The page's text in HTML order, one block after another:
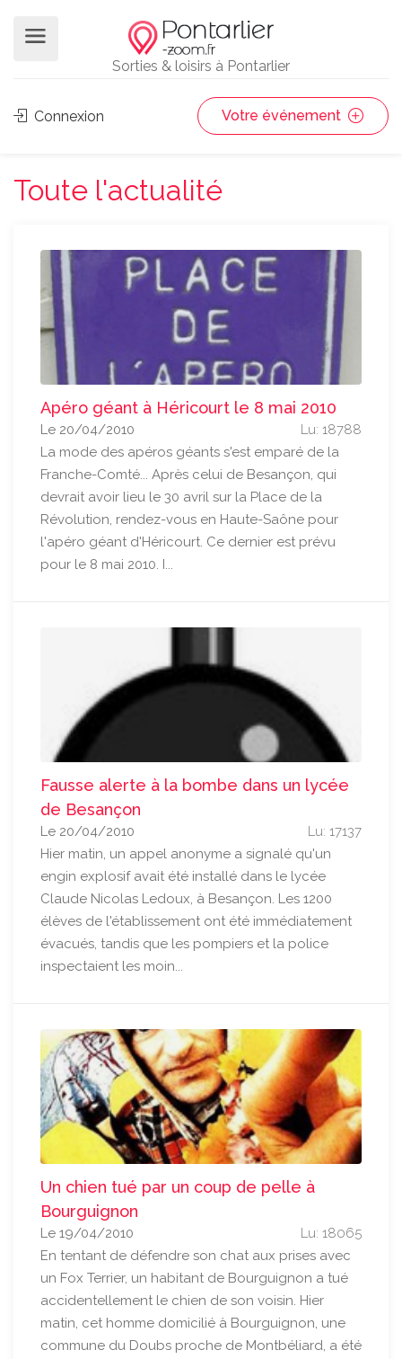
Sorties & loisirs à Pontarlier
Connexion Votre événement
Toute l'actualité
Apéro géant à Héricourt le 8 mai 2010
Lu: 18788
Le 20/04/2010
La mode des apéros géants s'est emparé de la
Franche-Comté... Après celui de Besançon, qui
devrait avoir lieu le 30 avril sur la Place de la
Révolution, rendez-vous en Haute-Saône pour
l'apéro géant d'Héricourt. Ce dernier est prévu
pour le 8 mai 2010. I...
Fausse alerte à la bombe dans un lycée
de Besançon
Lu: 17137
Le 20/04/2010
Hier matin, un appel anonyme a signalé qu'un
engin explosif avait été installé dans le lycée
Claude Nicolas Ledoux, à Besançon. Les 1200
élèves de l'établissement ont été immédiatement
évacués, tandis que les pompiers et la police
inspectaient les moin...
Un chien tué par un coup de pelle à
Bourguignon
Lu: 18065
Le 19/04/2010
En tentant de défendre son chat aux prises avec
un Fox Terrier, un habitant de Bourguignon a tué
accidentellement le chien de son voisin. Hier
matin, cet homme domicilié à Bourguignon, une
commune du Doubs proche de Montbéliard, a été